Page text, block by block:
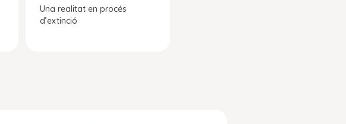
Una realitat en procés
d’extinció